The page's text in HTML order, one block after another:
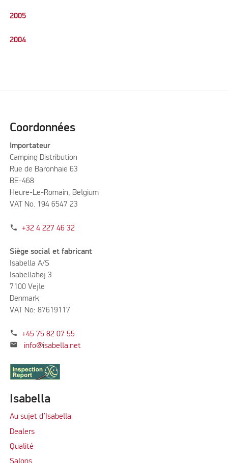
2005
2004
Coordonnées
Importateur
Camping Distribution
Rue de Baronhaie 63
BE-468
Heure-Le-Romain, Belgium
VAT No. 194 6547 23
phone +32 4 227 46 32
Siège social et fabricant
Isabella A/S
Isabellahøj 3
7100 Vejle
Denmark
VAT No: 87619117
phone +45 75 82 07 55
mail info@isabella.net
Isabella
Au sujet d’Isabella
Dealers
Qualité